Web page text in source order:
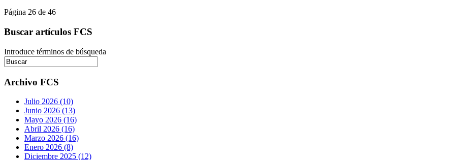
Página 26 de 46
Buscar artículos FCS
Introduce términos de búsqueda
Archivo FCS
Julio 2026 (10)
Junio 2026 (13)
Mayo 2026 (16)
Abril 2026 (16)
Marzo 2026 (16)
Enero 2026 (8)
Diciembre 2025 (12)